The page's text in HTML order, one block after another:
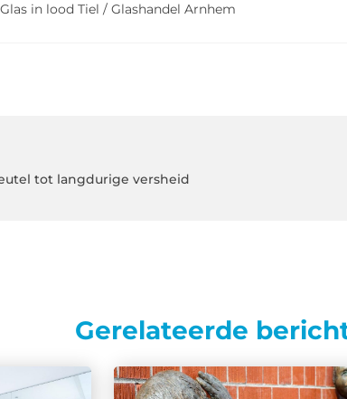
Glas in lood Tiel / Glashandel Arnhem
tot langdurige versheid
Gerelateerde